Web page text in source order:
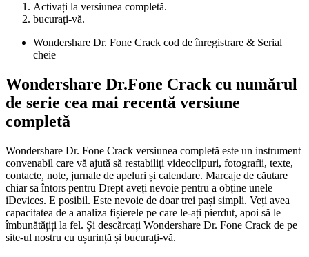
Activați la versiunea completă.
bucurați-vă.
Wondershare Dr. Fone Crack cod de înregistrare & Serial
cheie
Wondershare Dr.Fone Crack cu numărul
de serie cea mai recentă versiune
completă
Wondershare Dr. Fone Crack versiunea completă este un instrument
convenabil care vă ajută să restabiliți videoclipuri, fotografii, texte,
contacte, note, jurnale de apeluri și calendare. Marcaje de căutare
chiar sa întors pentru Drept aveți nevoie pentru a obține unele
iDevices. E posibil. Este nevoie de doar trei pași simpli. Veți avea
capacitatea de a analiza fișierele pe care le-ați pierdut, apoi să le
îmbunătățiți la fel. Și descărcați Wondershare Dr. Fone Crack de pe
site-ul nostru cu ușurință și bucurați-vă.